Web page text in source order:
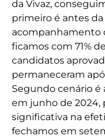
da Vivaz,
primeiro é antes
acompanhamento
ficamos com 71%
candidatos
permaneceram
Segundo cenário é
em junho de 2024,
significativa na
fechamos em